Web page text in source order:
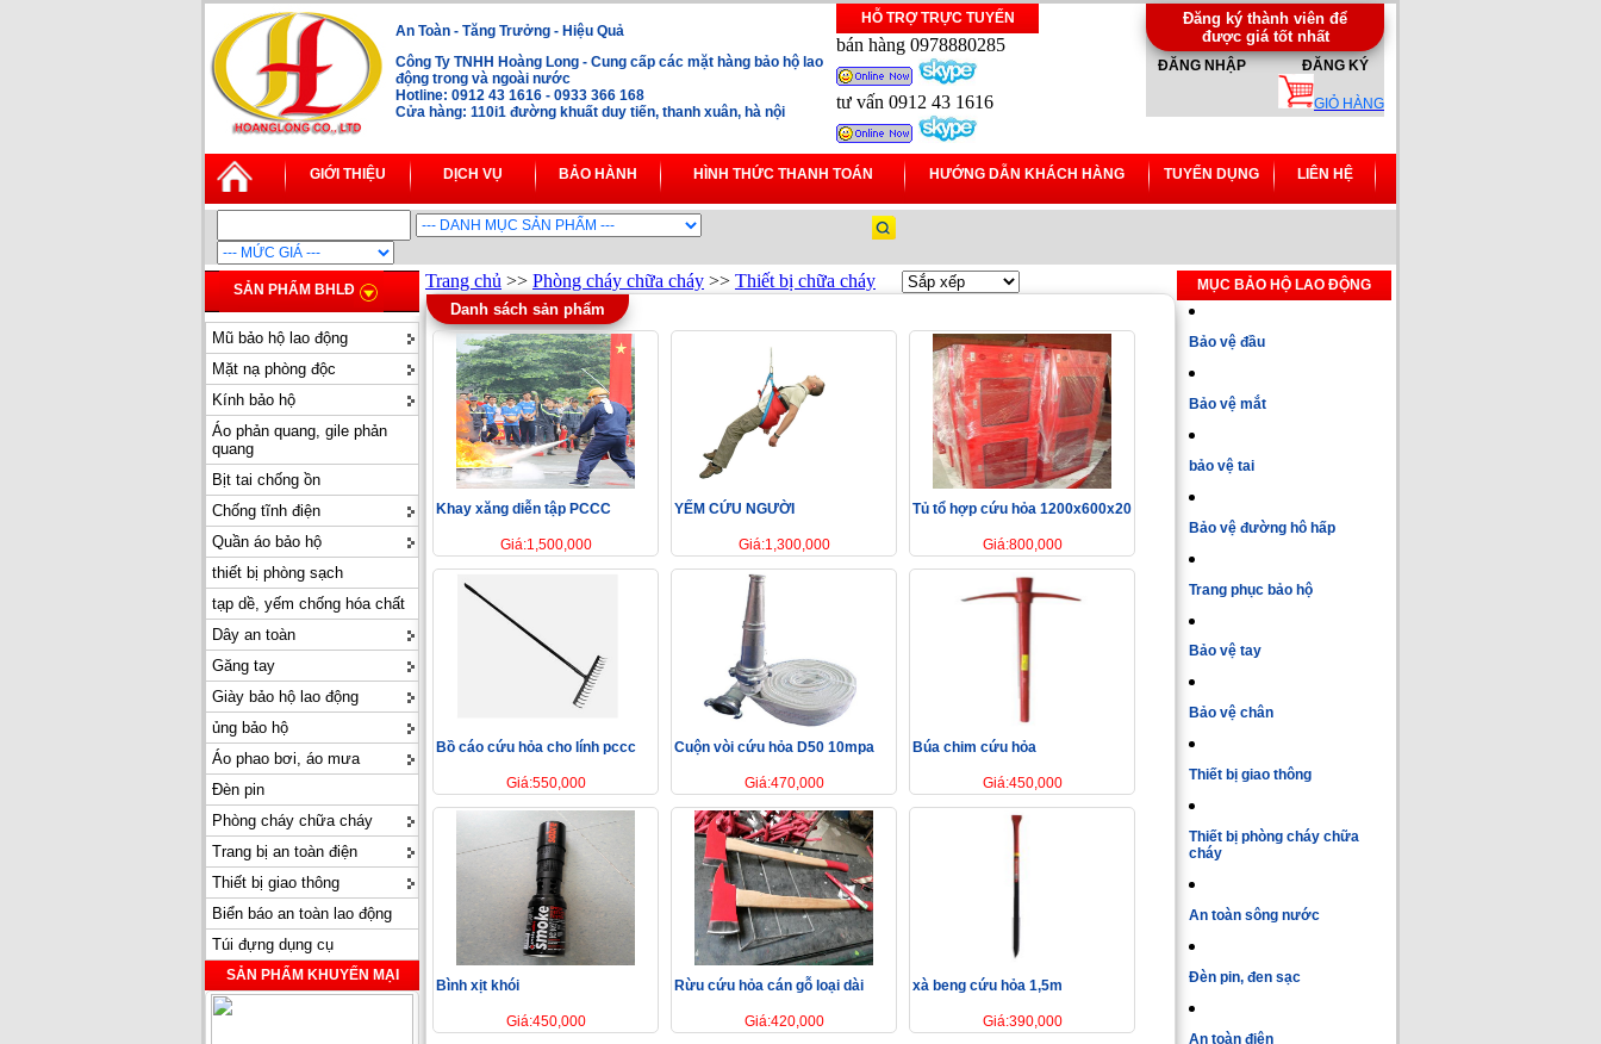
An Toàn - Tăng Trưởng - Hiệu Quả
Công Ty TNHH Hoàng Long - Cung cấp các mặt hàng bảo hộ lao
động trong và ngoài nước
Hotline: 0912 43 1616 - 0933 366 168
Cửa hàng: 110i1 đường khuất duy tiến, thanh xuân, hà nội
HỖ TRỢ TRỰC TUYẾN
bán hàng 0978880285
tư vấn 0912 43 1616
Đăng ký thành viên để
được giá tốt nhất
ĐĂNG NHẬP ĐĂNG KÝ
GIỎ HÀNG
GIỚI THIỆU DỊCH VỤ BẢO HÀNH HÌNH THỨC THANH TOÁN HƯỚNG DẪN KHÁCH HÀNG TUYỂN DỤNG LIÊN HỆ
SẢN PHẨM BHLĐ
Mũ bảo hộ lao động
Mặt nạ phòng độc
Kính bảo hộ
Áo phản quang, gile phản
quang
Bịt tai chống ồn
Chống tĩnh điện
Quần áo bảo hộ
thiết bị phòng sạch
tạp dề, yếm chống hóa chất
Dây an toàn
Găng tay
Giày bảo hộ lao động
ủng bảo hộ
Áo phao bơi, áo mưa
Đèn pin
Phòng cháy chữa cháy
Trang bị an toàn điện
Thiết bị giao thông
Biển báo an toàn lao động
Túi đựng dụng cụ
SẢN PHẨM KHUYẾN MẠI
Trang chủ >> Phòng cháy chữa cháy >> Thiết bị chữa cháy
Danh sách sản phẩm
Khay xăng diễn tập PCCC
Giá:1,500,000
YẾM CỨU NGƯỜI
Giá:1,300,000
Tủ tổ hợp cứu hỏa 1200x600x20
Giá:800,000
Bồ cáo cứu hỏa cho lính pccc
Giá:550,000
Cuộn vòi cứu hỏa D50 10mpa
Giá:470,000
Búa chim cứu hỏa
Giá:450,000
Bình xịt khói
Giá:450,000
Rừu cứu hỏa cán gỗ loại dài
Giá:420,000
xà beng cứu hỏa 1,5m
Giá:390,000
MỤC BẢO HỘ LAO ĐỘNG
Bảo vệ đầu
Bảo vệ mắt
bảo vệ tai
Bảo vệ đường hô hấp
Trang phục bảo hộ
Bảo vệ tay
Bảo vệ chân
Thiết bị giao thông
Thiết bị phòng cháy chữa
cháy
An toàn sông nước
Đèn pin, đen sạc
An toàn điện